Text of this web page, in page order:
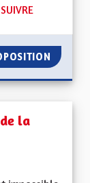
52 ABONNÉS
SUIVRE
la